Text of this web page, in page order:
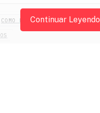
Continuar Leyendo
COMO HACER LAG ONLINE